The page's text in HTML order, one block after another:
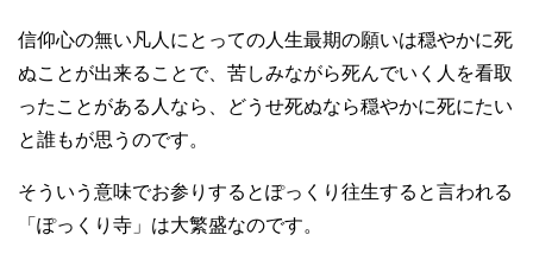
信仰心の無い凡人にとっての人生最期の願いは穏やかに死
ぬことが出来ることで、苦しみながら死んでいく人を看取
ったことがある人なら、どうせ死ぬなら穏やかに死にたい
と誰もが思うのです。
そういう意味でお参りするとぽっくり往生すると言われる
「ぽっくり寺」は大繁盛なのです。